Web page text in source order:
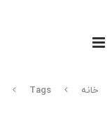
خانه Tags